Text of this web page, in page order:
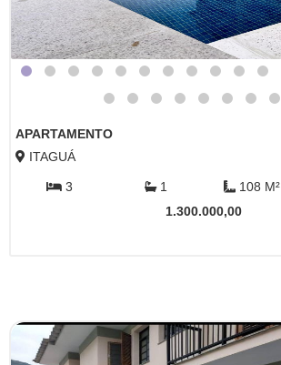
APARTAMENTO
ITAGUÁ
3 1 108 M²
1.300.000,00